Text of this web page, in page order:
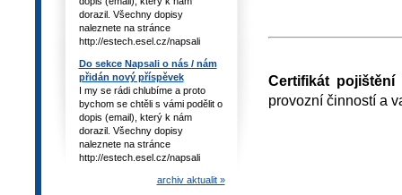
dorazil. Všechny dopisy
naleznete na stránce
http://estech.esel.cz/napsali
Do sekce Napsali o nás / nám
přidán nový příspěvek
I my se rádi chlubíme a proto
bychom se chtěli s vámi podělit o
dopis (email), který k nám
dorazil. Všechny dopisy
naleznete na stránce
http://estech.esel.cz/napsali
archiv aktualit »
Certifikát
provozní činností a